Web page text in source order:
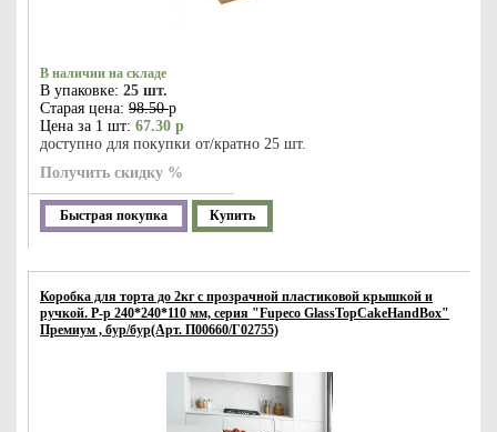
В наличии на складе
В упаковке: 25 шт.
Старая цена: 98.50р
Цена за 1 шт: 67.30 р
доступно для покупки от/кратно 25 шт.
Получить скидку %
Быстрая покупка Купить
Коробка для торта до 2кг c прозрачной пластиковой крышкой и
ручкой. Р-р 240*240*110 мм, серия "Fupeco GlassTopCakeHandBox"
Премиум , бур/бур(Арт. П00660/Г02755)